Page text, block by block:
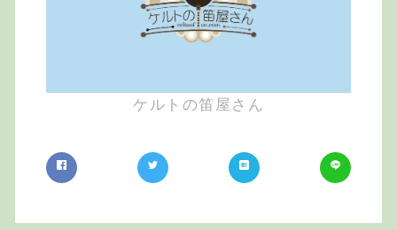
ケルトの笛屋さん